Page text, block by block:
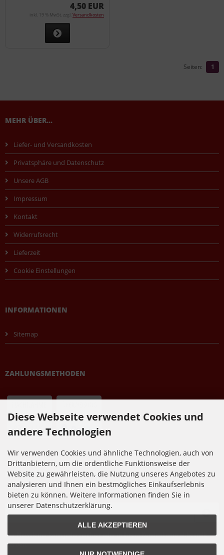
4,50 EUR
inkl. 19 % MwSt. zzgl. Versandkosten
Seiten: 1
MEHR ÜBER...
Liefer- und Versandkosten
Privatsphäre und Datenschutz
Unsere AGB
Impressum
Kontakt
Widerrufsrecht
Lieferzeit
Cookie Einstellungen
INFORMATIONEN
Sitemap
ZAHLUNGSMETHODEN
NEWSLETTER-ANMELDUNG
E-Mail-Adresse:
Der Newsletter kann jederzeit hier oder in Ihrem Kundenkonto abbestellt
werden.
Diese Webseite verwendet Cookies und
andere Technologien
Wir verwenden Cookies und ähnliche Technologien, auch von
Drittanbietern, um die ordentliche Funktionsweise der
Website zu gewährleisten, die Nutzung unseres Angebotes zu
analysieren und Ihnen ein bestmögliches Einkaufserlebnis
bieten zu können. Weitere Informationen finden Sie in
unserer Datenschutzerklärung.
ALLE AKZEPTIEREN